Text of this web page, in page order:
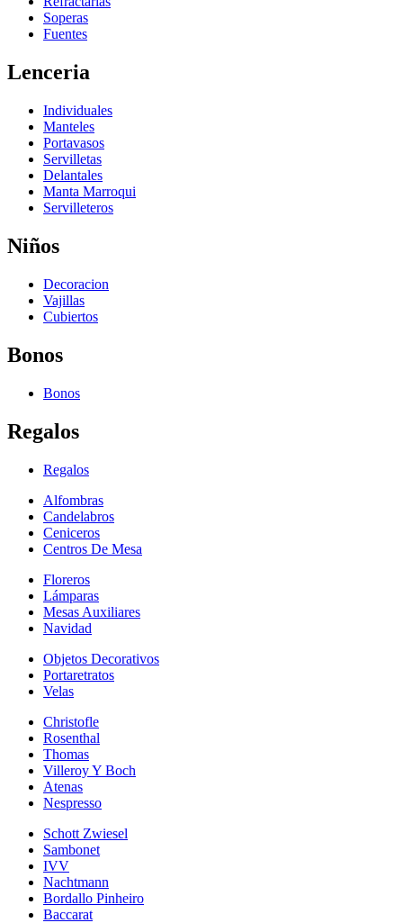
Soperas
Fuentes
Lenceria
Individuales
Manteles
Portavasos
Servilletas
Delantales
Manta Marroqui
Servilleteros
Niños
Decoracion
Vajillas
Cubiertos
Bonos
Bonos
Regalos
Regalos
Alfombras
Candelabros
Ceniceros
Centros De Mesa
Floreros
Lámparas
Mesas Auxiliares
Navidad
Objetos Decorativos
Portaretratos
Velas
Christofle
Rosenthal
Thomas
Villeroy Y Boch
Atenas
Nespresso
Schott Zwiesel
Sambonet
IVV
Nachtmann
Bordallo Pinheiro
Baccarat